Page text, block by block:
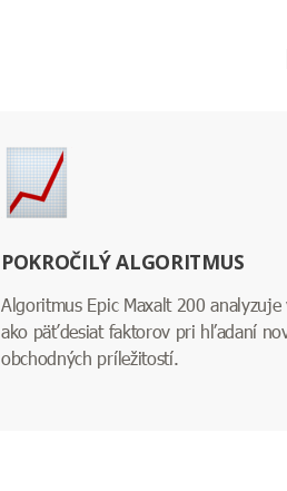
POKROČILÝ ALGORITMUS
Algoritmus Epic Maxalt 200 analyzuje
ako päťdesiat faktorov pri hľadaní
obchodných príležitostí.